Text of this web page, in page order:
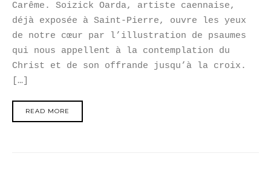
Carême. Soizick Oarda, artiste caennaise,
déjà exposée à Saint-Pierre, ouvre les yeux
de notre cœur par l’illustration de psaumes
qui nous appellent à la contemplation du
Christ et de son offrande jusqu’à la croix.
[…]
READ MORE